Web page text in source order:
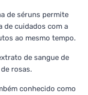
de séruns permite
de cuidados com a
ao mesmo tempo.
de sangue de
rosas.
conhecido como